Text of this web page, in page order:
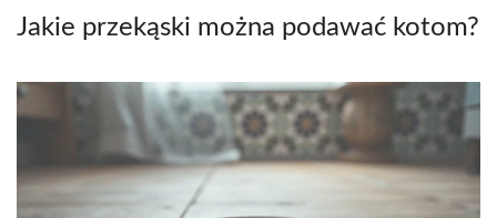
Jakie przekąski można podawać kotom?